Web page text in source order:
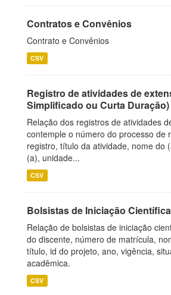
Contratos e Convênios
Contrato e Convênios
CSV
Registro de atividades de
Simplificado ou Curta Duração)
Relação dos registros de atividades
contemple o número do processo de
registro, título da atividade, nome do
(a), unidade...
CSV
Bolsistas de Iniciação Científica
Relação de bolsistas de iniciação
do discente, número de matrícula,
título, id do projeto, ano, vigência,
acadêmica.
CSV